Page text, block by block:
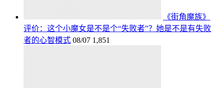
《街角魔族》
评价：这个小魔女是不是个“失败者”？她是不是有失败
者的心智模式 08/07 1,851